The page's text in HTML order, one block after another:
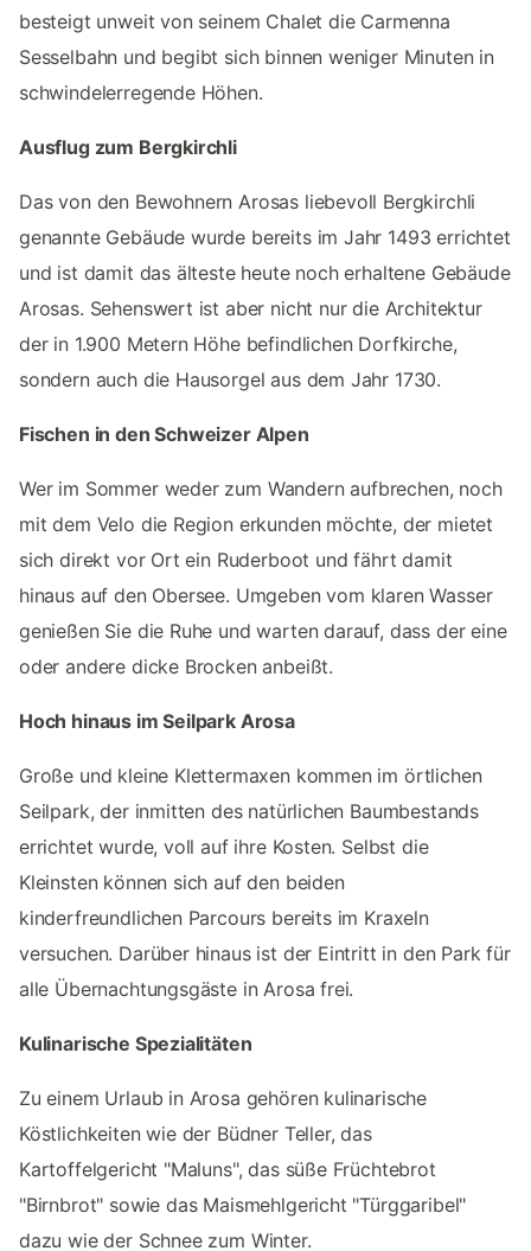
besteigt unweit von seinem Chalet die Carmenna
Sesselbahn und begibt sich binnen weniger Minuten in
schwindelerregende Höhen.
Ausflug zum Bergkirchli
Das von den Bewohnern Arosas liebevoll Bergkirchli
genannte Gebäude wurde bereits im Jahr 1493 errichtet
und ist damit das älteste heute noch erhaltene Gebäude
Arosas. Sehenswert ist aber nicht nur die Architektur
der in 1.900 Metern Höhe befindlichen Dorfkirche,
sondern auch die Hausorgel aus dem Jahr 1730.
Fischen in den Schweizer Alpen
Wer im Sommer weder zum Wandern aufbrechen, noch
mit dem Velo die Region erkunden möchte, der mietet
sich direkt vor Ort ein Ruderboot und fährt damit
hinaus auf den Obersee. Umgeben vom klaren Wasser
genießen Sie die Ruhe und warten darauf, dass der eine
oder andere dicke Brocken anbeißt.
Hoch hinaus im Seilpark Arosa
Große und kleine Klettermaxen kommen im örtlichen
Seilpark, der inmitten des natürlichen Baumbestands
errichtet wurde, voll auf ihre Kosten. Selbst die
Kleinsten können sich auf den beiden
kinderfreundlichen Parcours bereits im Kraxeln
versuchen. Darüber hinaus ist der Eintritt in den Park für
alle Übernachtungsgäste in Arosa frei.
Kulinarische Spezialitäten
Zu einem Urlaub in Arosa gehören kulinarische
Köstlichkeiten wie der Büdner Teller, das
Kartoffelgericht "Maluns", das süße Früchtebrot
"Birnbrot" sowie das Maismehlgericht "Türggaribel"
dazu wie der Schnee zum Winter.